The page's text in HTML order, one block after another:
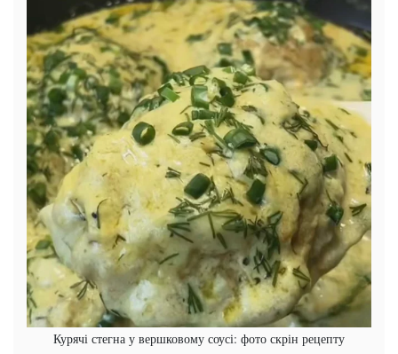
Курячі стегна у вершковому соусі: фото скрін рецепту